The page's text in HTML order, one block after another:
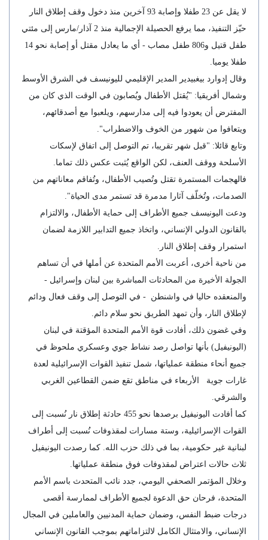
لا يقل عن 23 طفلا وإصابة 93 آخرين منذ دخول وقف إطلاق النار
حيّز التنفيذ، مما يرفع الحصيلة الإجمالية منذ 2 آذار/مارس إلى مئتي
طفل قتيل و806 طفل مصاب - أي ما يعادل مقتل أو إصابة نحو 14
طفلا يوميا.
وقال إدوارد بيغبيدير المدير الإقليمي لليونيسف في الشرق الأوسط
وشمال أفريقيا: "يُقتل الأطفال ويُصابون في الوقت الذي كان من
المفترض أن يعودوا فيه إلى مدارسهم، ويلعبوا مع أصدقائهم،
ويتعافوا من شهور من الخوف والاضطراب".
وتابع قائلا: "قبل شهر تقريبا، تم التوصل إلى اتفاق لإسكات
الأسلحة ووقف العنف، لكن الواقع يُثبت عكس ذلك تماما.
فالهجمات المستمرة تقتل وتُصيب الأطفال، وتُفاقم معاناتهم من
الصدمات، وتُخلّف آثارا مدمرة قد تستمر مدى الحياة".
ودعت اليونيسف جميع الأطراف إلى حماية الأطفال، والالتزام
بالقانون الدولي الإنساني، واتخاذ جميع التدابير اللازمة لضمان
استمرار وقف إطلاق النار.
من ناحية أخرى، أعربت الأمم المتحدة عن أملها في أن تساهم
الجولة الأخيرة من المحادثات المباشرة بين لبنان وإسرائيل -
والمنعقده حاليا في واشنطن - في التوصل إلى وقف فعال ودائم
لإطلاق النار، وأن تمهد الطريق نحو سلام دائم.
وفي غضون ذلك، أفادت قوة الأمم المتحدة المؤقتة في لبنان
(اليونيفيل) بأنها تواصل رصد نشاط جوي وعسكري ملحوظ في
جميع أنحاء منطقة عملياتها، شمل تنفيذ القوات الإسرائيلية لعدة
غارات جوية الأربعاء في مناطق تقع ضمن القطاعين الغربي
والشرقي.
كما أفادت اليونيفيل برصدها نحو 455 حادثة إطلاق نار نُسبت إلى
القوات الإسرائيلية، وستة مسارات لمقذوفات نُسبت إلى أطراف
لبنانية غير حكومية، بما في ذلك حزب الله. كما رصدت اليونيفيل
ثلاث حالات اعتراض لمقذوفات فوق منطقة عملياتها.
وخلال المؤتمر الصحفي اليومي، جدد نائب المتحدث باسم الأمم
المتحدة، فرحان حق الدعوة لجميع الأطراف لممارسة أقصى
درجات ضبط النفس، وضمان حماية المدنيين والعاملين في المجال
الإنساني، والامتثال الكامل لالتزاماتهم بموجب القانون الإنساني